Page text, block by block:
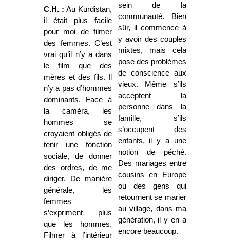
C.H. : Au Kurdistan,
il était plus facile
pour moi de filmer
des femmes. C’est
vrai qu’il n’y a dans
le film que des
mères et des fils. Il
n’y a pas d’hommes
dominants. Face à
la caméra, les
hommes se
croyaient obligés de
tenir une fonction
sociale, de donner
des ordres, de me
diriger. De manière
générale, les
femmes
s’expriment plus
que les hommes.
Filmer à l’intérieur
sein de la
communauté. Bien
sûr, il commence à
y avoir des couples
mixtes, mais cela
pose des problèmes
de conscience aux
vieux. Même s’ils
acceptent la
personne dans la
famille, s’ils
s’occupent des
enfants, il y a une
notion de péché.
Des mariages entre
cousins en Europe
ou des gens qui
retournent se marier
au village, dans ma
génération, il y en a
encore beaucoup.